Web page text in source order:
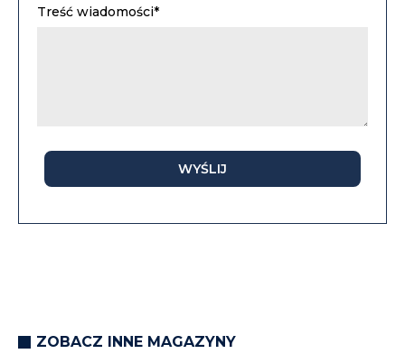
Treść wiadomości*
WYŚLIJ
ZOBACZ INNE MAGAZYNY